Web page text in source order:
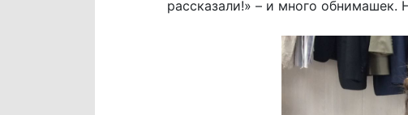
рассказали!» – и много обнимашек.